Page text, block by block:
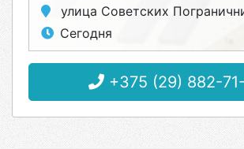
улица Советских
Сегодня
+375 (29) 882-